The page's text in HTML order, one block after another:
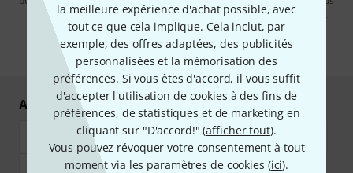
la meilleure expérience d'achat possible, avec
tout ce que cela implique. Cela inclut, par
exemple, des offres adaptées, des publicités
personnalisées et la mémorisation des
préférences. Si vous êtes d'accord, il vous suffit
d'accepter l'utilisation de cookies à des fins de
préférences, de statistiques et de marketing en
cliquant sur "D'accord!" (afficher tout).
Vous pouvez révoquer votre consentement à tout
moment via les paramètres de cookies (ici).
pouvez trouver plus d'informations à ce sujet dans notrePolitique de
confidentialité .
* Requis
Achetez et payez en toute sécurité